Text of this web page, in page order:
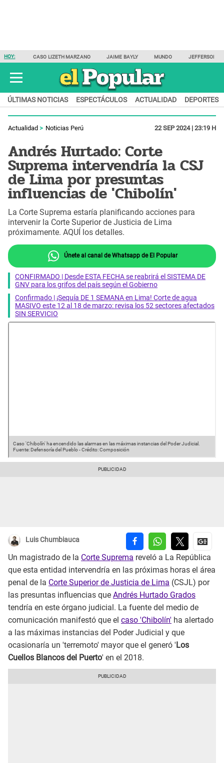
HOY: CASO LIZETH MARZANO JAIME BAYLY MUNDO JEFFERSON
ÚLTIMAS NOTICIAS ESPECTÁCULOS ACTUALIDAD DEPORTES
Actualidad Noticias Perú 22 SEP 2024 | 23:19 H
Andrés Hurtado: Corte
Suprema intervendría la CSJ
de Lima por presuntas
influencias de 'Chibolín'
La Corte Suprema estaría planificando acciones para
intervenir la Corte Superior de Justicia de Lima
próximamente. AQUÍ los detalles.
Únete al canal de Whatsapp de El Popular
CONFIRMADO | Desde ESTA FECHA se reabrirá el SISTEMA DE
GNV para los grifos del país según el Gobierno
Confirmado | ¡Sequía DE 1 SEMANA en Lima! Corte de agua
MASIVO este 12 al 18 de marzo: revisa los 52 sectores afectados
SIN SERVICIO
Caso 'Chibolín' ha encendido las alarmas en las máximas instancias del Poder Judicial.
Fuente: Defensoría del Pueblo-Crédito: Composición
Luis Chumbiauca
Un magistrado de la Corte Suprema reveló a La República
que esta entidad intervendría en las próximas horas el área
penal de la Corte Superior de Justicia de Lima (CSJL) por
las presuntas influencias que Andrés Hurtado Grados
tendría en este órgano judicial. La fuente del medio de
comunicación manifestó que el caso 'Chibolín' ha alertado
a las máximas instancias del Poder Judicial y que
ocasionaría un 'terremoto' mayor que el generó ' Los
Cuellos Blancos del Puerto' en el 2018.